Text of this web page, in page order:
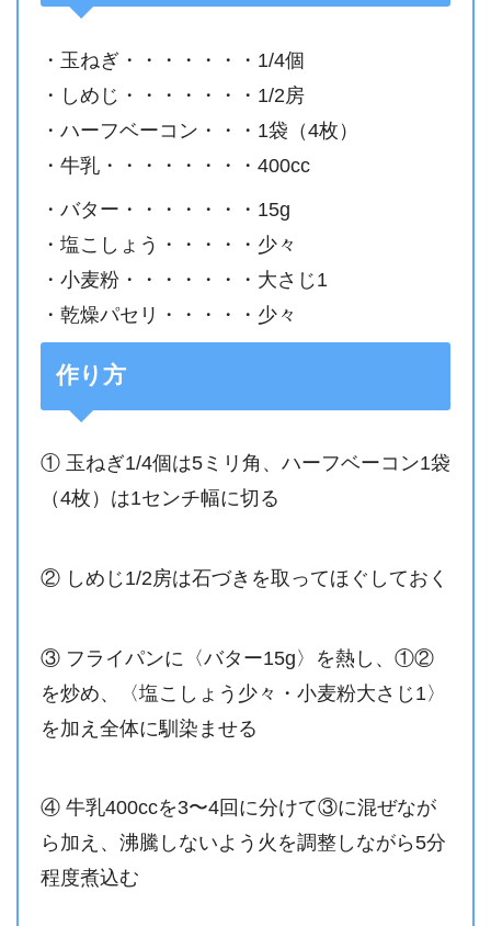
・玉ねぎ・・・・・・・1/4個
・しめじ・・・・・・・1/2房
・ハーフベーコン・・・1袋（4枚）
・牛乳・・・・・・・・400cc
・バター・・・・・・・15g
・塩こしょう・・・・・少々
・小麦粉・・・・・・・大さじ1
・乾燥パセリ・・・・・少々
作り方
① 玉ねぎ1/4個は5ミリ角、ハーフベーコン1袋
（4枚）は1センチ幅に切る
② しめじ1/2房は石づきを取ってほぐしておく
③ フライパンに〈バター15g〉を熱し、①②
を炒め、〈塩こしょう少々・小麦粉大さじ1〉
を加え全体に馴染ませる
④ 牛乳400ccを3〜4回に分けて③に混ぜなが
ら加え、沸騰しないよう火を調整しながら5分
程度煮込む